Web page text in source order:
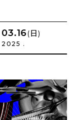
03.16(日)
2025 .